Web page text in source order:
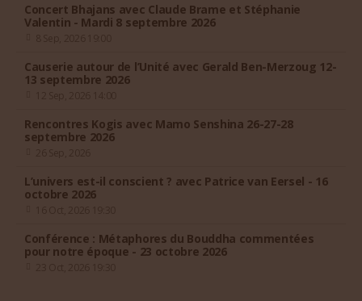
Concert Bhajans avec Claude Brame et Stéphanie
Valentin - Mardi 8 septembre 2026
Causerie autour de l’Unité avec Gerald Ben-Merzoug 12-
13 septembre 2026
Rencontres Kogis avec Mamo Senshina 26-27-28
septembre 2026
L’univers est-il conscient ? avec Patrice van Eersel - 16
octobre 2026
Conférence : Métaphores du Bouddha commentées
pour notre époque - 23 octobre 2026